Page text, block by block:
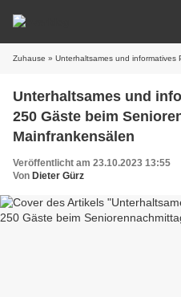
Zuhause » Unterhaltsames und informatives Programm für
Unterhaltsames und
250 Gäste beim
Mainfrankensälen
Veröffentlicht am 23.10.2023 13:55
Von Dieter Gürz